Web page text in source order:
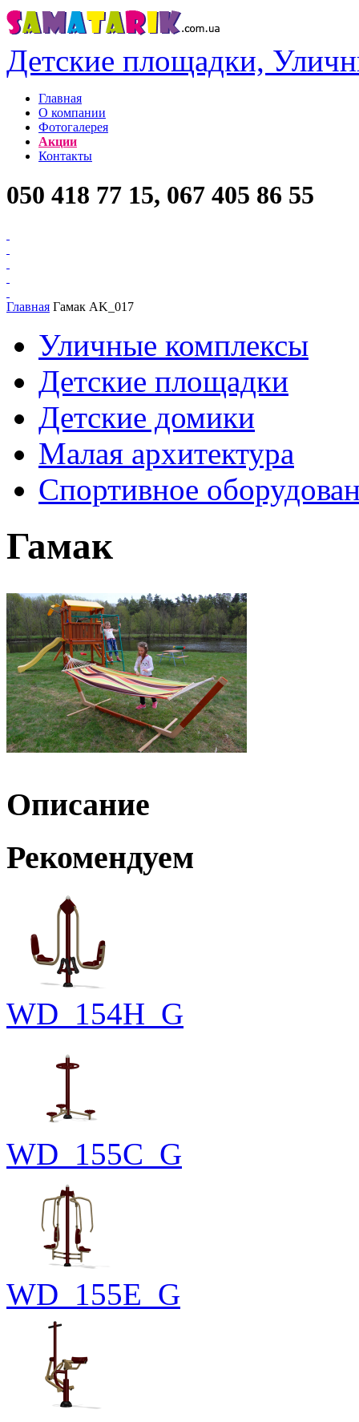
Детские площадки,
Главная
О компании
Фотогалерея
Акции
Контакты
050 418 77 15, 067 405 86 55
Главная Гамак AK_017
Уличные комплексы
Детские площадки
Детские домики
Малая архитектура
Спортивное
Гамак
Описание
Рекомендуем
WD_154H_G
WD_155C_G
WD_155E_G